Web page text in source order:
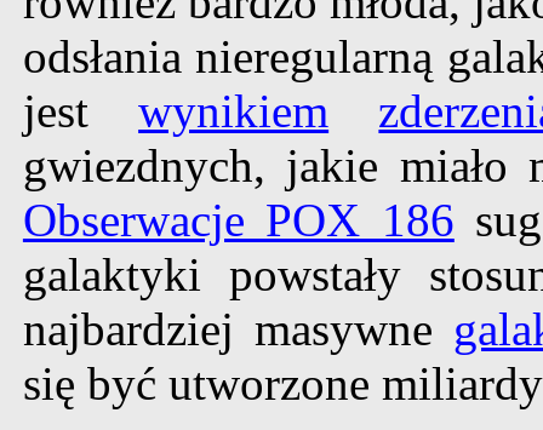
odsłania nieregularną
jestwynikiem
gwiezdnych, jakie
Obserwacje POX 186
galaktyki powstały
najbardziej masywne
się być utworzone